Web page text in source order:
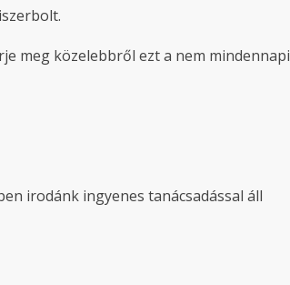
meg közelebbről ezt a nem mindennapi
irodánk ingyenes tanácsadással áll